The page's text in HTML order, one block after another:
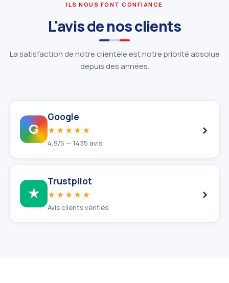
ILS NOUS FONT CONFIANCE
L'avis de nos clients
La satisfaction de notre clientèle est notre priorité absolue
depuis des années.
G
Google
★★★★★
4,9/5 — 1435 avis
›
★
Trustpilot
★★★★★
Avis clients vérifiés
›